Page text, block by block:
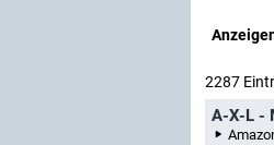
2287
A-X-L -
Amazon